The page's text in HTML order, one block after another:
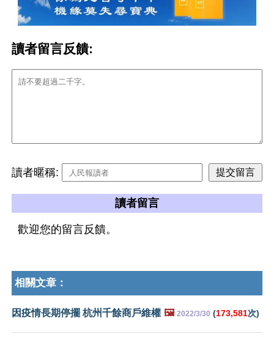
讀者留言反饋:
讀者暱稱:
讀者留言
歡迎您的留言反饋。
相關文章：
因疫情長期停擺 杭州千餘商戶維權 🖼️ 2022/3/30 (173,581次)